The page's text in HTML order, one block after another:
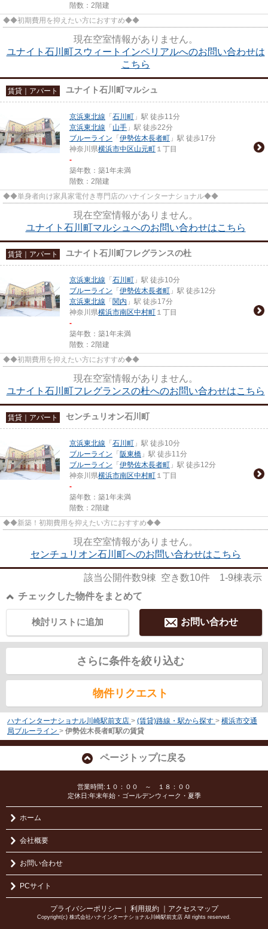
階数：2階建
◆◆初期費用を抑えたい方におすすめ◆◆
現在空室情報がありません。
ユナイト石川町スウィートインペリアルへのお問い合わせは
こちら
賃貸｜アパート ユナイト石川町マルシュ
京浜東北線 「 石川町 」駅 徒歩11分
京浜東北線 「 山手 」駅 徒歩22分
ブルーライン 「 伊勢佐木長者町 」駅 徒歩17分
神奈川県横浜市中区山元町 １丁目
-
築年数：築1年未満
階数：2階建
◆◆単身者向け家具家電付き専門店のハナインターナショナル◆◆
現在空室情報がありません。
ユナイト石川町マルシュへのお問い合わせはこちら
賃貸｜アパート ユナイト石川町フレグランスの杜
京浜東北線 「 石川町 」駅 徒歩10分
ブルーライン 「 伊勢佐木長者町 」駅 徒歩12分
京浜東北線 「 関内 」駅 徒歩17分
神奈川県横浜市南区中村町 １丁目
-
築年数：築1年未満
階数：2階建
◆◆初期費用を抑えたい方におすすめ◆◆
現在空室情報がありません。
ユナイト石川町フレグランスの杜へのお問い合わせはこちら
賃貸｜アパート センチュリオン石川町
京浜東北線 「 石川町 」駅 徒歩10分
ブルーライン 「 阪東橋 」駅 徒歩11分
ブルーライン 「 伊勢佐木長者町 」駅 徒歩12分
神奈川県横浜市南区中村町 １丁目
-
築年数：築1年未満
階数：2階建
◆◆新築！初期費用を抑えたい方におすすめ◆◆
現在空室情報がありません。
センチュリオン石川町へのお問い合わせはこちら
該当公開件数9棟 空き数10件 1-9棟表示
チェックした物件をまとめて
お問い合わせ
検討リストに追加
さらに条件を絞り込む
物件リクエスト
ハナインターナショナル川崎駅前支店 > (賃貸)路線・駅から探す > 横浜市交通
局ブルーライン > 伊勢佐木長者町駅の賃貸
ページトップに戻る
営業時間:１０：００ ～ １８：００
定休日:年末年始・ゴールデンウィーク・夏季
ホーム
会社概要
お問い合わせ
PCサイト
プライバシーポリシー ｜ 利用規約 ｜アクセスマップ
Copyright(c) 株式会社ハナインターナショナル川崎駅前支店 All rights reserved.